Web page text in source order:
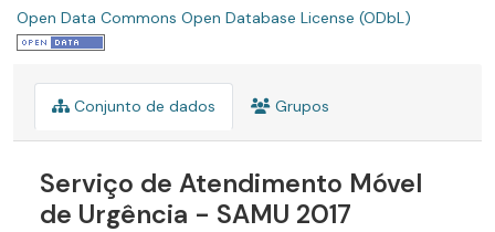
Open Data Commons Open Database License (ODbL)
Conjunto de dados Grupos
Serviço de Atendimento Móvel
de Urgência - SAMU 2017